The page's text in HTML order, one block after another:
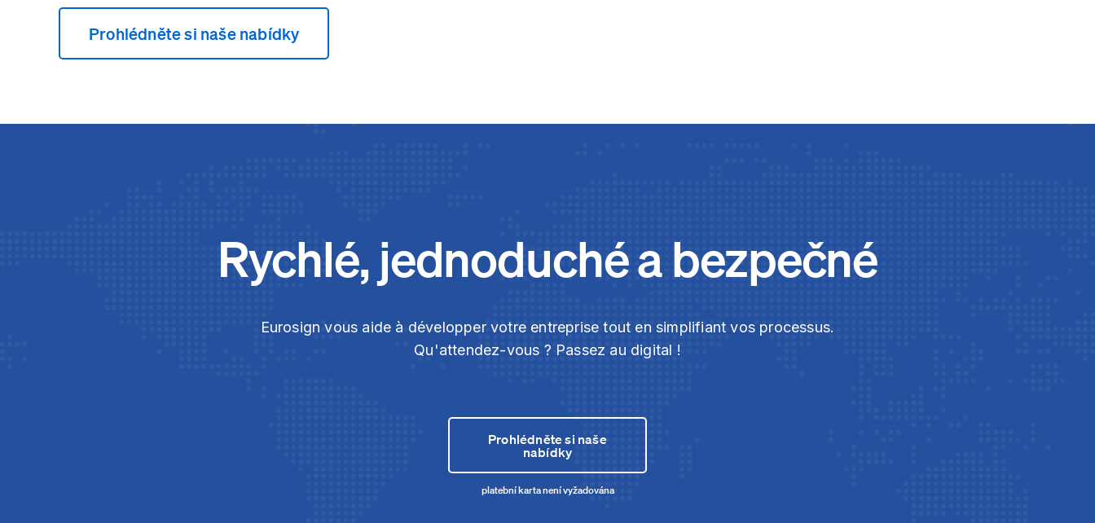
Prohlédněte si naše nabídky
Rychlé, jednoduché a bezpečné
Eurosign vous aide à développer votre entreprise tout en simplifiant vos processus.
Qu'attendez-vous ? Passez au digital !
Prohlédněte si naše
nabídky
platební karta není vyžadována